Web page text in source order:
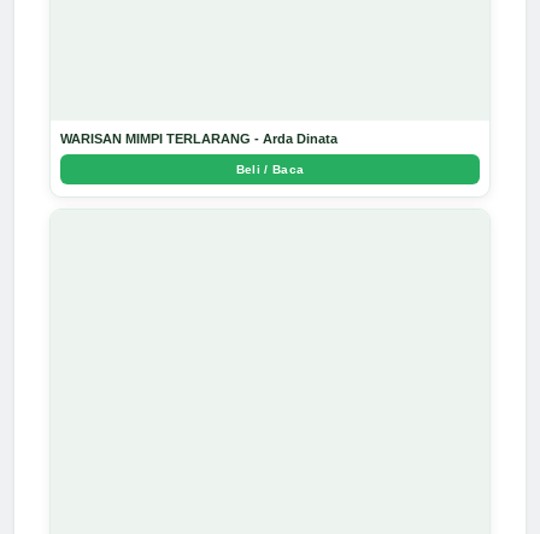
WARISAN MIMPI TERLARANG - Arda Dinata
Beli / Baca